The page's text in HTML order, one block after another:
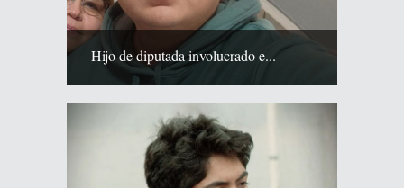
Hijo de diputada involucrado e...